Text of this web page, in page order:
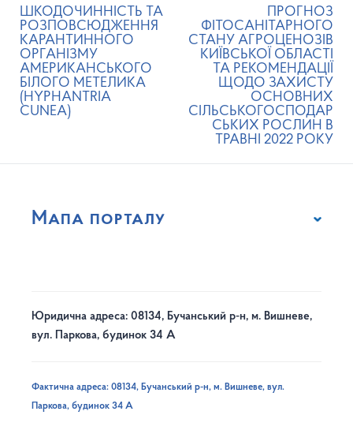
ШКОДОЧИННІСТЬ ТА
РОЗПОВСЮДЖЕННЯ
КАРАНТИННОГО
ОРГАНІЗМУ
АМЕРИКАНСЬКОГО
БІЛОГО МЕТЕЛИКА
(HYPHANTRIA
CUNEA)
ПРОГНОЗ
ФІТОСАНІТАРНОГО
СТАНУ АГРОЦЕНОЗІВ
КИЇВСЬКОЇ ОБЛАСТІ
ТА РЕКОМЕНДАЦІЇ
ЩОДО ЗАХИСТУ
ОСНОВНИХ
СІЛЬСЬКОГОСПОДАР
СЬКИХ РОСЛИН В
ТРАВНІ 2022 РОКУ
Мапа порталу
Юридична адреса: 08134, Бучанський р-н, м. Вишневе,
вул. Паркова, будинок 34 А
Фактична адреса: 08134, Бучанський р-н, м. Вишневе, вул.
Паркова, будинок 34 А